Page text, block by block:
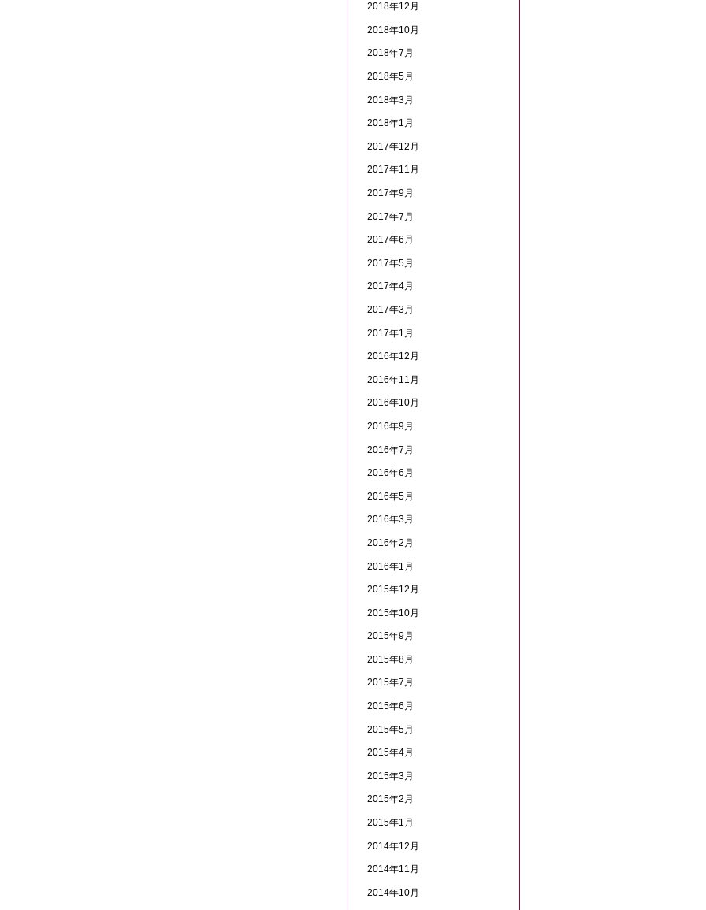
2018年12月
2018年10月
2018年7月
2018年5月
2018年3月
2018年1月
2017年12月
2017年11月
2017年9月
2017年7月
2017年6月
2017年5月
2017年4月
2017年3月
2017年1月
2016年12月
2016年11月
2016年10月
2016年9月
2016年7月
2016年6月
2016年5月
2016年3月
2016年2月
2016年1月
2015年12月
2015年10月
2015年9月
2015年8月
2015年7月
2015年6月
2015年5月
2015年4月
2015年3月
2015年2月
2015年1月
2014年12月
2014年11月
2014年10月